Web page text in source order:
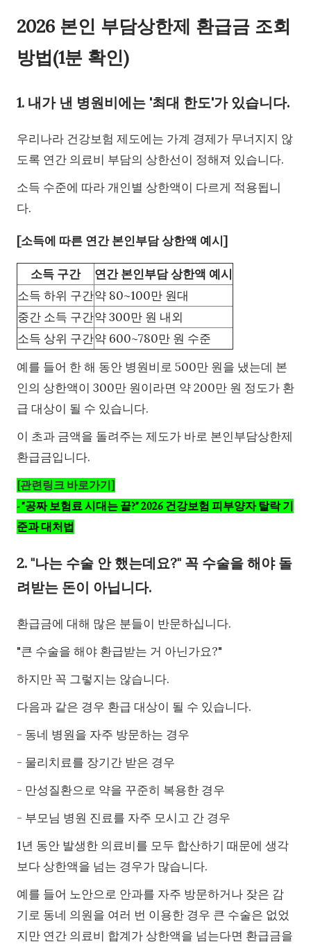
2026 본인 부담상한제 환급금 조회
방법(1분 확인)
1. 내가 낸 병원비에는 '최대 한도'가 있습니다.
우리나라 건강보험 제도에는 가계 경제가 무너지지 않
도록 연간 의료비 부담의 상한선이 정해져 있습니다.
소득 수준에 따라 개인별 상한액이 다르게 적용됩니
다.
[소득에 따른 연간 본인부담 상한액 예시]
소득 구간
연간 본인부담 상한액 예시
소득 하위 구간약 80~100만 원대
중간 소득 구간약 300만 원 내외
소득 상위 구간약 600~780만 원 수준
예를 들어 한 해 동안 병원비로 500만 원을 냈는데 본
인의 상한액이 300만 원이라면 약 200만 원 정도가 환
급 대상이 될 수 있습니다.
이 초과 금액을 돌려주는 제도가 바로 본인부담상한제
환급금입니다.
[관련링크 바로가기]
-"공짜 보험료 시대는 끝?" 2026 건강보험 피부양자 탈락 기
준과 대처법
2. "나는 수술 안 했는데요?" 꼭 수술을 해야 돌
려받는 돈이 아닙니다.
환급금에 대해 많은 분들이 반문하십니다.
"큰 수술을 해야 환급받는 거 아닌가요?"
하지만 꼭 그렇지는 않습니다.
다음과 같은 경우 환급 대상이 될 수 있습니다.
- 동네 병원을 자주 방문하는 경우
- 물리치료를 장기간 받은 경우
- 만성질환으로 약을 꾸준히 복용한 경우
- 부모님 병원 진료를 자주 모시고 간 경우
1년 동안 발생한 의료비를 모두 합산하기 때문에 생각
보다 상한액을 넘는 경우가 많습니다.
예를 들어 노안으로 안과를 자주 방문하거나 잦은 감
기로 동네 의원을 여러 번 이용한 경우 큰 수술은 없었
지만 연간 의료비 합계가 상한액을 넘는다면 환급금을